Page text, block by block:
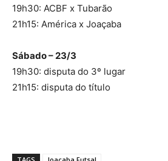
19h30: ACBF x Tubarão
21h15: América x Joaçaba
Sábado – 23/3
19h30: disputa do 3º lugar
21h15: disputa do título